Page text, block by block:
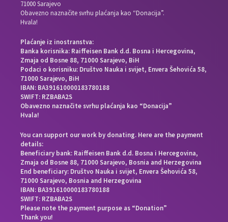
71000 Sarajevo
Obavezno naznačite svrhu plaćanja kao “Donacija”.
Hvala!
Plaćanje iz inostranstva:
Banka korisnika: Raiffeisen Bank d.d. Bosna i Hercegovina,
Zmaja od Bosne 88, 71000 Sarajevo, BiH
Podaci o korisniku: Društvo Nauka i svijet, Envera Šehovića 58,
71000 Sarajevo, BiH
IBAN: BA391610000183780188
SWIFT: RZBABA2S
Obavezno naznačite svrhu plaćanja kao “Donacija”
Hvala!
You can support our work by donating. Here are the payment
details:
Beneficiary bank: Raiffeisen Bank d.d. Bosna i Hercegovina,
Zmaja od Bosne 88, 71000 Sarajevo, Bosnia and Herzegovina
End beneficiary: Društvo Nauka i svijet, Envera Šehovića 58,
71000 Sarajevo, Bosnia and Herzegovina
IBAN: BA391610000183780188
SWIFT: RZBABA2S
Please note the payment purpose as “Donation”
Thank you!